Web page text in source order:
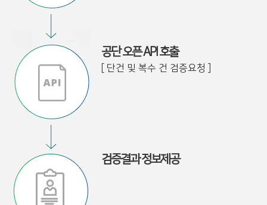
공단 오픈 API 호출
[ 단건 및 복수 건 검증요청 ]
검증결과 정보제공